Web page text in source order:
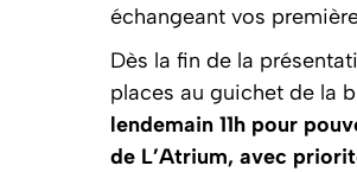
échangeant vos
Dès la fin de la
places au guichet de la
lendemain 11h pour
de L’Atrium, avec